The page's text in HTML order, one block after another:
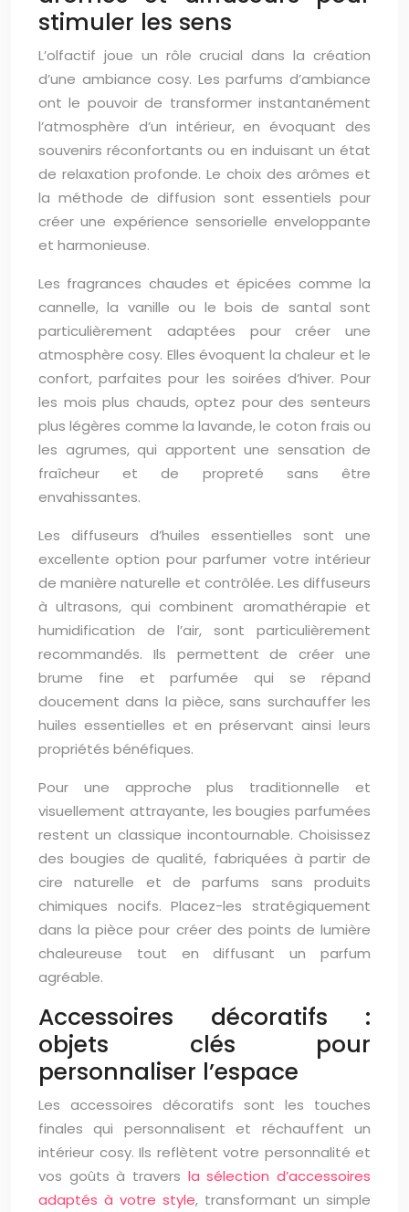
stimuler les sens
L’olfactif joue un rôle crucial dans la création
d’une ambiance cosy. Les parfums d’ambiance
ont le pouvoir de transformer instantanément
l’atmosphère d’un intérieur, en évoquant des
souvenirs réconfortants ou en induisant un état
de relaxation profonde. Le choix des arômes et
la méthode de diffusion sont essentiels pour
créer une expérience sensorielle enveloppante
et harmonieuse.
Les fragrances chaudes et épicées comme la
cannelle, la vanille ou le bois de santal sont
particulièrement adaptées pour créer une
atmosphère cosy. Elles évoquent la chaleur et le
confort, parfaites pour les soirées d’hiver. Pour
les mois plus chauds, optez pour des senteurs
plus légères comme la lavande, le coton frais ou
les agrumes, qui apportent une sensation de
fraîcheur et de propreté sans être
envahissantes.
Les diffuseurs d’huiles essentielles sont une
excellente option pour parfumer votre intérieur
de manière naturelle et contrôlée. Les diffuseurs
à ultrasons, qui combinent aromathérapie et
humidification de l’air, sont particulièrement
recommandés. Ils permettent de créer une
brume fine et parfumée qui se répand
doucement dans la pièce, sans surchauffer les
huiles essentielles et en préservant ainsi leurs
propriétés bénéfiques.
Pour une approche plus traditionnelle et
visuellement attrayante, les bougies parfumées
restent un classique incontournable. Choisissez
des bougies de qualité, fabriquées à partir de
cire naturelle et de parfums sans produits
chimiques nocifs. Placez-les stratégiquement
dans la pièce pour créer des points de lumière
chaleureuse tout en diffusant un parfum
agréable.
Accessoires décoratifs :
objets clés pour
personnaliser l’espace
Les accessoires décoratifs sont les touches
finales qui personnalisent et réchauffent un
intérieur cosy. Ils reflètent votre personnalité et
vos goûts à travers la sélection d’accessoires
adaptés à votre style, transformant un simple